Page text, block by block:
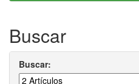
Buscar
Buscar: